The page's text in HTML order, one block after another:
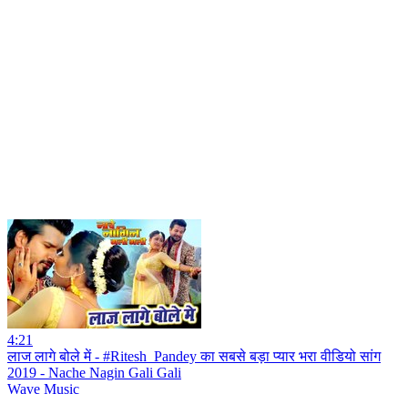
4:21
लाज लागे बोले में - #Ritesh_Pandey का सबसे बड़ा प्यार भरा वीडियो सांग
2019 - Nache Nagin Gali Gali
Wave Music